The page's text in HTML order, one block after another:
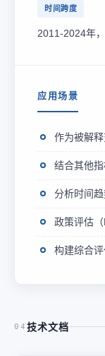
时间跨度
2011-2024年
应用场景
作为被解
结合其他
分析时间
政策评估（
构建综合评
04 技术文档